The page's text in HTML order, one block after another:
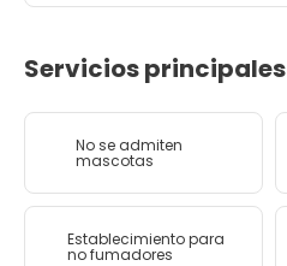
Servicios principales
No se admiten
mascotas
Establecimiento para
no fumadores